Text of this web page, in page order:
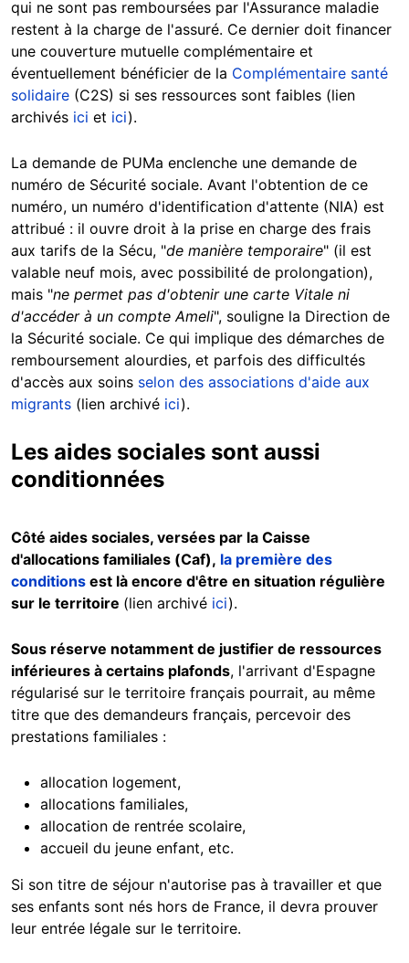
qui ne sont pas remboursées par l'Assurance maladie
restent à la charge de l'assuré. Ce dernier doit financer
une couverture mutuelle complémentaire et
éventuellement bénéficier de la Complémentaire santé
solidaire (C2S) si ses ressources sont faibles (lien
archivés ici et ici).
La demande de PUMa enclenche une demande de
numéro de Sécurité sociale. Avant l'obtention de ce
numéro, un numéro d'identification d'attente (NIA) est
attribué : il ouvre droit à la prise en charge des frais
aux tarifs de la Sécu, "de manière temporaire" (il est
valable neuf mois, avec possibilité de prolongation),
mais "ne permet pas d'obtenir une carte Vitale ni
d'accéder à un compte Ameli", souligne la Direction de
la Sécurité sociale. Ce qui implique des démarches de
remboursement alourdies, et parfois des difficultés
d'accès aux soins selon des associations d'aide aux
migrants (lien archivé ici).
Les aides sociales sont aussi
conditionnées
Côté aides sociales, versées par la Caisse
d'allocations familiales (Caf), la première des
conditions est là encore d'être en situation régulière
sur le territoire (lien archivé ici).
Sous réserve notamment de justifier de ressources
inférieures à certains plafonds, l'arrivant d'Espagne
régularisé sur le territoire français pourrait, au même
titre que des demandeurs français, percevoir des
prestations familiales :
allocation logement,
allocations familiales,
allocation de rentrée scolaire,
accueil du jeune enfant, etc.
Si son titre de séjour n'autorise pas à travailler et que
ses enfants sont nés hors de France, il devra prouver
leur entrée légale sur le territoire.